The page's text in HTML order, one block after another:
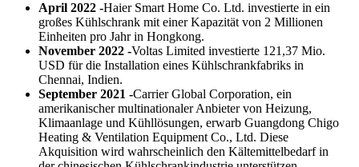
April 2022 -Haier Smart Home Co. Ltd. investierte in ein
großes Kühlschrank mit einer Kapazität von 2 Millionen
Einheiten pro Jahr in Hongkong.
November 2022 -Voltas Limited investierte 121,37 Mio.
USD für die Installation eines Kühlschrankfabriks in
Chennai, Indien.
September 2021 -Carrier Global Corporation, ein
amerikanischer multinationaler Anbieter von Heizung,
Klimaanlage und Kühllösungen, erwarb Guangdong Chigo
Heating & Ventilation Equipment Co., Ltd. Diese
Akquisition wird wahrscheinlich den Kältemittelbedarf in